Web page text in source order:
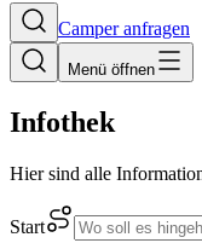
Camper anfragen
Menü öffnen
Infothek
Hier sind alle
Start